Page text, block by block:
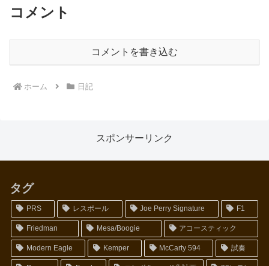
コメント
コメントを書き込む
ホーム 日記
スポンサーリンク
タグ
PRS レスポール Joe Perry Signature F1
Friedman Mesa/Boogie アコースティック
Modern Eagle Kemper McCarty 594 試奏